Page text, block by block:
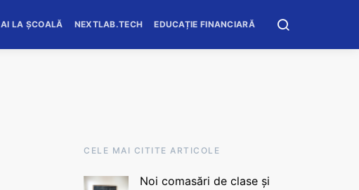
AI LA ȘCOALĂ NEXTLAB.TECH EDUCAȚIE FINANCIARĂ
CELE MAI CITITE ARTICOLE
Noi comasări de clase și